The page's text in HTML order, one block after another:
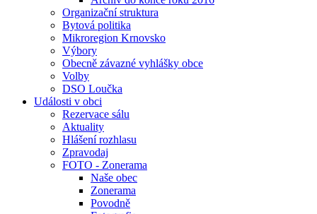
Organizační struktura
Bytová politika
Mikroregion Krnovsko
Výbory
Obecně závazné vyhlášky obce
Volby
DSO Loučka
Události v obci
Rezervace sálu
Aktuality
Hlášení rozhlasu
Zpravodaj
FOTO - Zonerama
Naše obec
Zonerama
Povodně